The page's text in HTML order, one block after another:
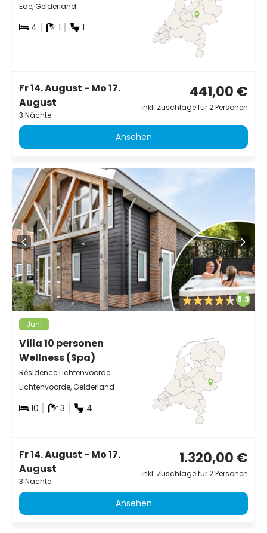
Ede, Gelderland
4 1 1
Fr 14. August - Mo 17.
August
3 Nächte
441,00 €
inkl. Zuschläge für 2 Personen
Ansehen
8.3
Juni
Villa 10 personen
Wellness (Spa)
Résidence Lichtenvoorde
Lichtenvoorde, Gelderland
10 3 4
Fr 14. August - Mo 17.
August
3 Nächte
1.320,00 €
inkl. Zuschläge für 2 Personen
Ansehen